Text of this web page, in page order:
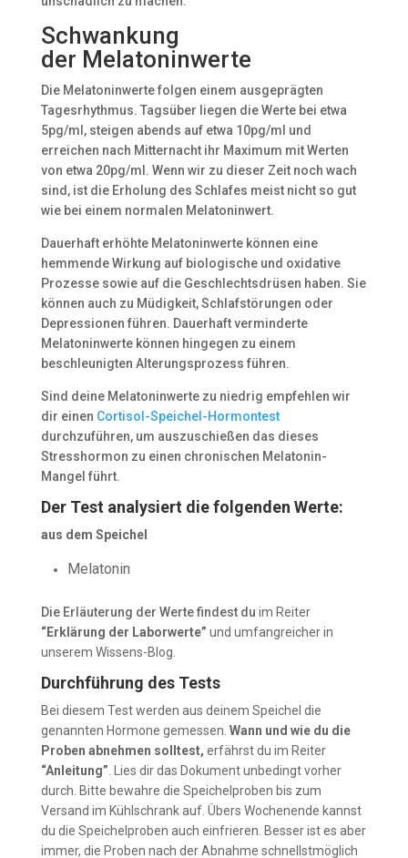
Schwankung
der Melatoninwerte
Die Melatoninwerte folgen einem ausgeprägten
Tagesrhythmus. Tagsüber liegen die Werte bei etwa
5pg/ml, steigen abends auf etwa 10pg/ml und
erreichen nach Mitternacht ihr Maximum mit Werten
von etwa 20pg/ml. Wenn wir zu dieser Zeit noch wach
sind, ist die Erholung des Schlafes meist nicht so gut
wie bei einem normalen Melatoninwert.
Dauerhaft erhöhte Melatoninwerte können eine
hemmende Wirkung auf biologische und oxidative
Prozesse sowie auf die Geschlechtsdrüsen haben. Sie
können auch zu Müdigkeit, Schlafstörungen oder
Depressionen führen. Dauerhaft verminderte
Melatoninwerte können hingegen zu einem
beschleunigten Alterungsprozess führen.
Sind deine Melatoninwerte zu niedrig empfehlen wir
dir einen Cortisol-Speichel-Hormontest
durchzuführen, um auszuschießen das dieses
Stresshormon zu einen chronischen Melatonin-
Mangel führt.
Der Test analysiert die folgenden Werte:
aus dem Speichel
Melatonin
Die Erläuterung der Werte findest du im Reiter
“Erklärung der Laborwerte” und umfangreicher in
unserem Wissens-Blog.
Durchführung des Tests
Bei diesem Test werden aus deinem Speichel die
genannten Hormone gemessen. Wann und wie du die
Proben abnehmen solltest, erfährst du im Reiter
“Anleitung” . Lies dir das Dokument unbedingt vorher
durch. Bitte bewahre die Speichelproben bis zum
Versand im Kühlschrank auf. Übers Wochenende kannst
du die Speichelproben auch einfrieren. Besser ist es aber
immer, die Proben nach der Abnahme schnellstmöglich